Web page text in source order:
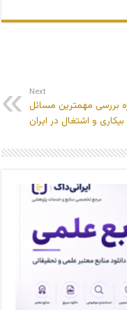
Next
بررسی مهمترین مسائل
بیکاری و اشتغال در ایران